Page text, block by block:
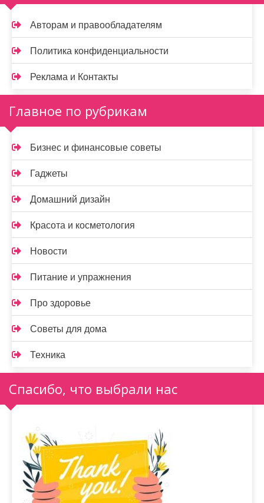
Авторам и правообладателям
Политика конфиденциальности
Реклама и Контакты
Главное по рубрикам
Бизнес и финансовые советы
Гаджеты
Домашний дизайн
Красота и косметология
Новости
Питание и упражнения
Про здоровье
Советы для дома
Техника
Спасибо, что выбрали нас